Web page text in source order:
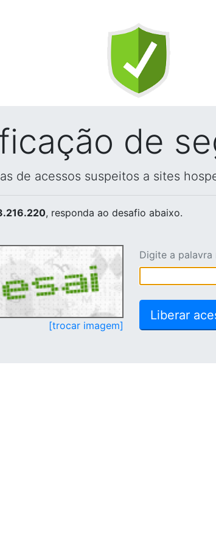
de
de acessos suspeitos a sites
, responda ao desafio abaixo.
[trocar imagem]
Digite a